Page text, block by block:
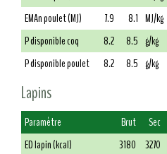
EMAn poulet (MJ)
7.9 8.1 MJ/kg
P disponible coq
8.2 8.5 g/kg
P disponible poulet
8.2 8.5 g/kg
Lapins
Paramètre Brut Sec
ED lapin (kcal)
3180 3270